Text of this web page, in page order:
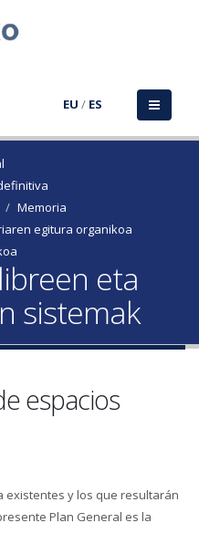
EU / ES
Memoria
egitura organikoa
eta
sistemak
espacios
existentes y los que resultarán
Plan General es la